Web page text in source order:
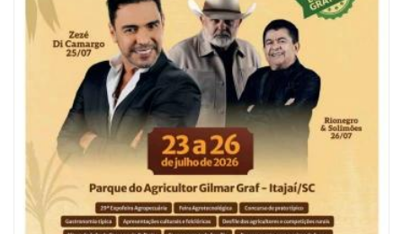
08/08/2026 | 07:00
Reservatórios de Penha são higienizados com ajuda de mergulhadores e
sem interrupção no abastecimento
ITAJAÍ